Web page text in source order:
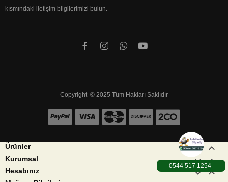
kısmındaki iletişim bilgilerimizi bulun.
Copyright © 2025 Tüm Hakları Saklıdır
Ürünler  
Kurumsal 
Hesabınız 
0544 517 1254
1000TL üzeri